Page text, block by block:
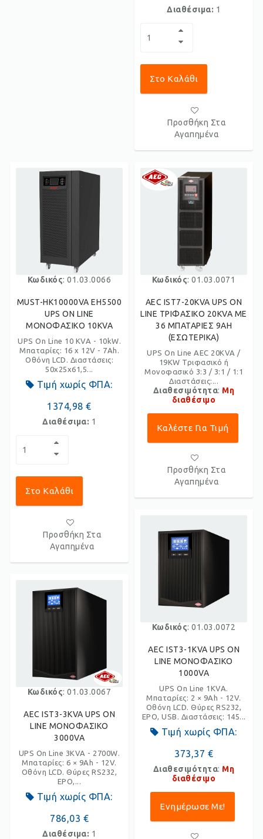
Διαθέσιμα: 1
Στο Καλάθι
Προσθήκη Στα
Αγαπημένα
Κωδικός: 01.03.0066
MUST-HK10000VA EH5500
UPS ON LINE
ΜΟΝΟΦΑΣΙΚΟ 10KVA
UPS On Line 10 KVA - 10kW.
Μπαταρίες: 16 x 12V - 7Ah.
Οθόνη LCD. Διαστάσεις:
50x25x61,5...
Τιμή χωρίς ΦΠΑ:
1374,98 €
Διαθέσιμα: 1
Στο Καλάθι
Προσθήκη Στα
Αγαπημένα
Κωδικός: 01.03.0067
AEC IST3-3KVA UPS ON
LINE ΜΟΝΟΦΑΣΙΚΟ
3000VA
UPS On Line 3KVA - 2700W.
Μπαταρίες: 6 × 9Ah - 12V.
Οθόνη LCD. Θύρες RS232,
EPO,...
Τιμή χωρίς ΦΠΑ:
786,03 €
Διαθέσιμα: 1
Κωδικός: 01.03.0071
AEC IST7-20KVA UPS ON
LINE ΤΡΙΦΑΣΙΚΟ 20KVA ΜΕ
36 ΜΠΑΤΑΡΙΕΣ 9AH
(ΕΣΩΤΕΡΙΚΑ)
UPS On Line AEC 20KVA /
19KW Τριφασικό ή
Μονοφασικό 3:3 / 3:1 / 1:1
Διαστάσεις:...
Διαθεσιμότητα: Μη
διαθέσιμο
Καλέστε Για Τιμή
Προσθήκη Στα
Αγαπημένα
Κωδικός: 01.03.0072
AEC IST3-1KVA UPS ON
LINE ΜΟΝΟΦΑΣΙΚΟ
1000VA
UPS On Line 1KVA.
Μπαταρίες: 2 × 9Ah - 12V.
Οθόνη LCD. Θύρες RS232,
EPO, USB. Διαστάσεις: 145...
Τιμή χωρίς ΦΠΑ:
373,37 €
Διαθεσιμότητα: Μη
διαθέσιμο
Ενημέρωσε Με!